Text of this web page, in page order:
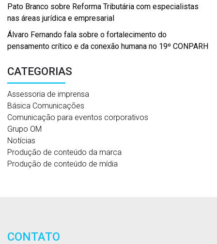
Pato Branco sobre Reforma Tributária com especialistas
nas áreas jurídica e empresarial
Álvaro Fernando fala sobre o fortalecimento do
pensamento crítico e da conexão humana no 19º CONPARH
CATEGORIAS
Assessoria de imprensa
Básica Comunicações
Comunicação para eventos corporativos
Grupo OM
Notícias
Produção de conteúdo da marca
Produção de conteúdo de mídia
CONTATO